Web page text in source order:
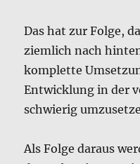
Das hat zur Folge,
ziemlich nach
komplette
Entwicklung in der
schwierig
Als Folge daraus